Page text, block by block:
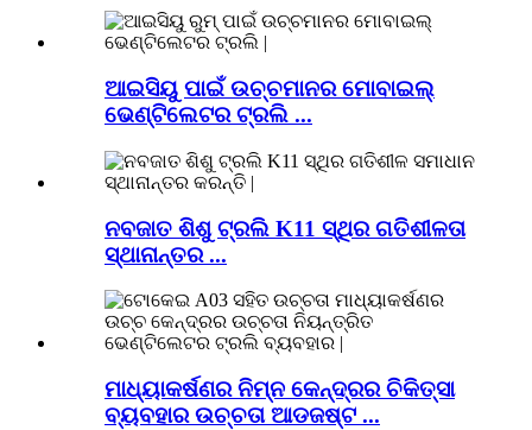
ଆଇସିୟୁ ପାଇଁ ଉଚ୍ଚମାନର ମୋବାଇଲ୍
ଭେଣ୍ଟିଲେଟର ଟ୍ରଲି ...
ନବଜାତ ଶିଶୁ ଟ୍ରଲି K11 ସ୍ଥିର ଗତିଶୀଳତା
ସ୍ଥାନାନ୍ତର ...
ମାଧ୍ୟାକର୍ଷଣର ନିମ୍ନ କେନ୍ଦ୍ରର ଚିକିତ୍ସା
ବ୍ୟବହାର ଉଚ୍ଚତା ଆଡଜଷ୍ଟ ...